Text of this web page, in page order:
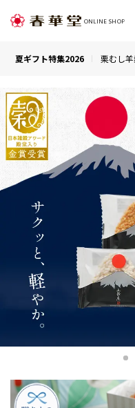
ONLINE SHOP
夏ギフト特集2026 栗むし